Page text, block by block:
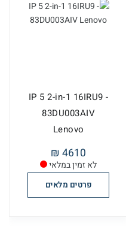
לא זמין במלאי
IP 5 2-in-1 16IRU9 -
83DU003AIV
Lenovo
4610 ₪
פרטים מלאים